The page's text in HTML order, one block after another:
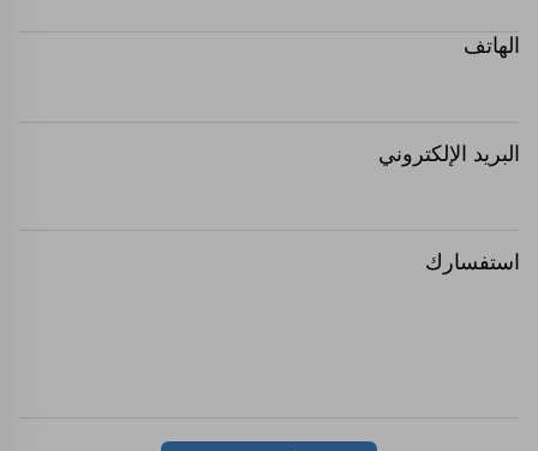
الهاتف
البريد الإلكتروني
استفسارك